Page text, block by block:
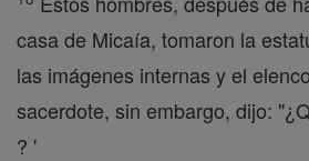
casa de Micaía, tomaron la
las imágenes internas y el
sacerdote, sin embargo, dijo:
? '